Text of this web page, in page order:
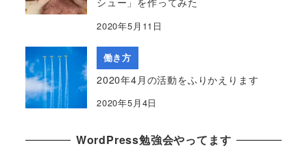
2020年5月11日
働き方
2020年4月の活動をふりかえります
2020年5月4日
WordPress勉強会やってます